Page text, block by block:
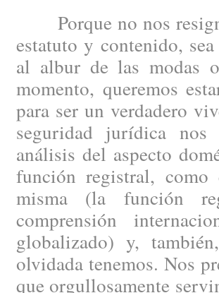
Porque no nos
estatuto y contenido,
al albur de las modas
momento, queremos
para ser un verdadero
seguridad jurídica
análisis del aspecto
función registral,
misma (la función
comprensión
globalizado) y,
olvidada tenemos. Nos
que orgullosamente